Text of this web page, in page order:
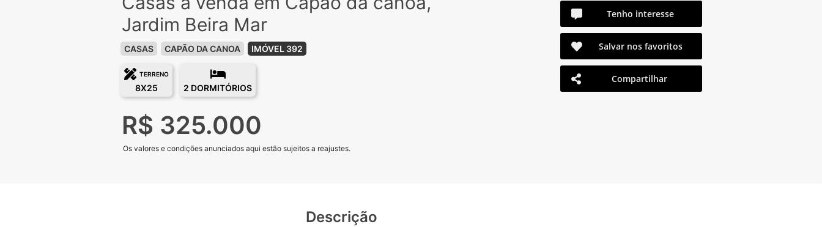
Jardim Beira Mar
CASAS CAPÃO DA CANOA IMÓVEL 392
TERRENO
8X25 2 DORMITÓRIOS
R$ 325.000
Os valores e condições anunciados aqui estão sujeitos a reajustes.
Tenho interesse
Salvar nos favoritos
Compartilhar
Descrição